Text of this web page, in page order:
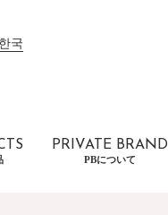
한국
PRIVATE BRAND
PBについて